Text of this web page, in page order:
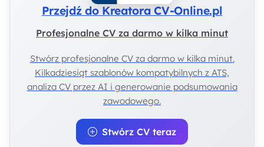
Przejdź do Kreatora CV-Online.pl
Profesjonalne CV za darmo w kilka minut
Stwórz profesjonalne CV za darmo w kilka minut.
Kilkadziesiąt szablonów kompatybilnych z ATS,
analiza CV przez AI i generowanie podsumowania
zawodowego.
Stwórz CV teraz